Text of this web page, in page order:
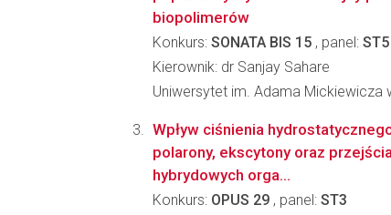
biopolimerów
Konkurs: SONATA BIS 15 , panel: ST5
Kierownik: dr Sanjay Sahare
Uniwersytet im. Adama Mickiewicza
Wpływ ciśnienia
polarony, ekscytony oraz
hybrydowych orga...
Konkurs: OPUS 29 , panel: ST3